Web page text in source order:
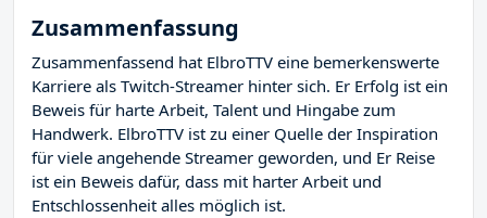
Zusammenfassung
Zusammenfassend hat ElbroTTV eine bemerkenswerte
Karriere als Twitch-Streamer hinter sich. Er Erfolg ist ein
Beweis für harte Arbeit, Talent und Hingabe zum
Handwerk. ElbroTTV ist zu einer Quelle der Inspiration
für viele angehende Streamer geworden, und Er Reise
ist ein Beweis dafür, dass mit harter Arbeit und
Entschlossenheit alles möglich ist.